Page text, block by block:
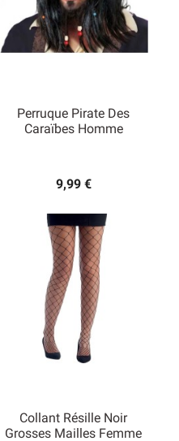
Perruque Pirate Des
Caraïbes Homme
9,99 €
Collant Résille Noir
Grosses Mailles Femme